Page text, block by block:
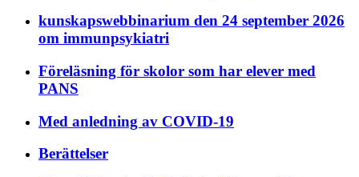
kunskapswebbinarium den 24 september 2026
om immunpsykiatri
Föreläsning för skolor som har elever med
PANS
Med anledning av COVID-19
Berättelser